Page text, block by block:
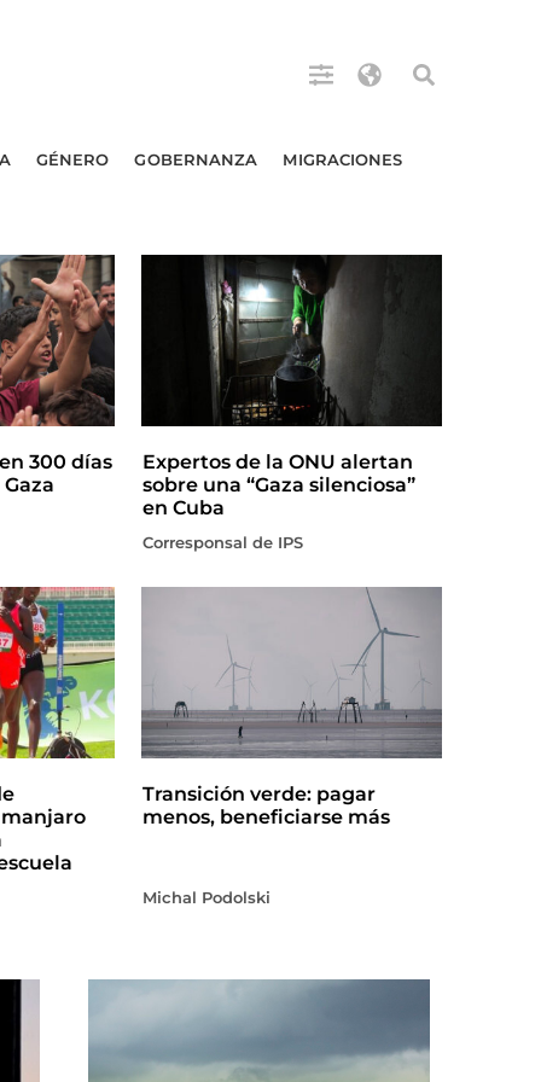
GÉNERO GOBERNANZA MIGRACIONES
300 días
Expertos de la ONU alertan
sobre una “Gaza silenciosa”
en Cuba
Corresponsal de IPS
Transición verde: pagar
menos, beneficiarse más
Michal Podolski